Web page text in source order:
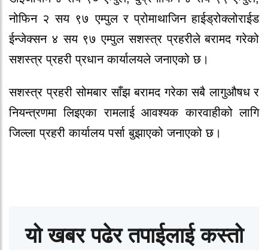
नोफिन २ सय ९७ एम्पुल र प्रोमाथाजिन हाईड्रोक्लोराईड
ईन्जेक्सन ४ सय ९७ एम्पुल सशस्त्र प्रहरीले बरामद गरेको
सशस्त्र प्रहरी प्रधान कार्यालयले जनाएको छ।
सशस्त्र प्रहरी सोमबार साँझ बरामद गरेका सबै लागुऔषध र
नियन्त्रणमा लिइएका रामलाई आवश्यक कारवाहीको लागि
जिल्ला प्रहरी कार्यालय पर्सा बुझाएको जनाएको छ।
यो खबर पढेर तपाईलाई कस्तो